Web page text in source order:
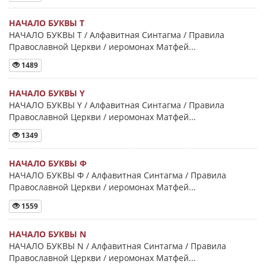
НАЧАЛО БУКВЫ Τ
НАЧАЛО БУКВЫ Τ / Алфавитная Синтагма / Правила
Православной Церкви / иеромонах Матфей...
1489
НАЧАЛО БУКВЫ Y
НАЧАЛО БУКВЫ Y / Алфавитная Синтагма / Правила
Православной Церкви / иеромонах Матфей...
1349
НАЧАЛО БУКВЫ Φ
НАЧАЛО БУКВЫ Φ / Алфавитная Синтагма / Правила
Православной Церкви / иеромонах Матфей...
1559
НАЧАЛО БУКВЫ Ν
НАЧАЛО БУКВЫ Ν / Алфавитная Синтагма / Правила
Православной Церкви / иеромонах Матфей...